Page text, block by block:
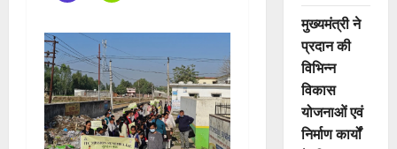
मुख्यमंत्री ने
प्रदान की
विभिन्न
विकास
योजनाओं एवं
निर्माण कार्यों